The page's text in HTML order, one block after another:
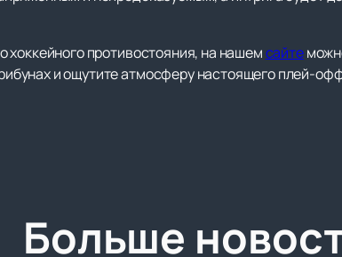
хоккейного противостояния, на нашемсайте
и ощутите атмосферу настоящего плей-
Больше